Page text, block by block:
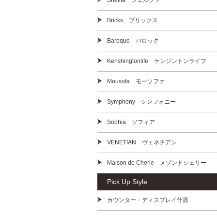
Bricks ブリックス
Baroque バロック
Kenshingtonlife ケンジントンライフ
Mousofa モーソファ
Symphony シンフォニー
Sophia ソフィア
VENETIAN ヴェネチアン
Maison de Cherie メゾンドシェリー
Pick Up Style
カウンター・ディスプレイ什器